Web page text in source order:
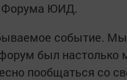
Форума ЮИД.
событие.
был
пообщаться со